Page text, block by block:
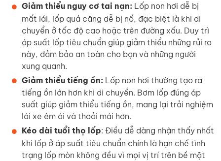
Giảm thiểu nguy cơ tai nạn: Lốp non hơi dễ bị
mất lái, lốp quá căng dễ bị nổ, đặc biệt là khi di
chuyển ở tốc độ cao hoặc trên đường xấu. Duy trì
áp suất lốp tiêu chuẩn giúp giảm thiểu những rủi ro
này, đảm bảo an toàn cho bạn và những người
xung quanh.
Giảm thiểu tiếng ồn: Lốp non hơi thường tạo ra
tiếng ồn lớn hơn khi di chuyển. Bơm lốp đúng áp
suất giúp giảm thiểu tiếng ồn, mang lại trải nghiệm
lái xe êm ái và thoải mái hơn.
Kéo dài tuổi thọ lốp: Điều dễ dàng nhận thấy nhất
khi lốp ở áp suất tiêu chuẩn chính là hạn chế tình
trạng lốp mòn không đều vì mọi vị trí trên bề mặt